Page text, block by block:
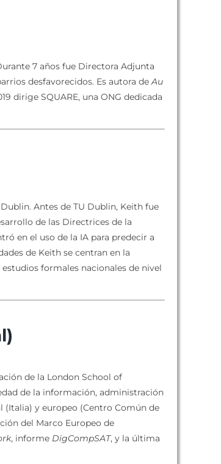
7 años fue Directora Adjunta
desfavorecidos. Es autora deAu
dirige SQUARE, una ONG dedicada
Antes de TU Dublin, Keith fue
de las Directrices de la
en el uso de la IA para predecir a
de Keith se centran en la
formales nacionales de nivel
de la London School of
de la información, administración
y europeo (Centro Común de
del Marco Europeo de
, informe DigCompSAT, y la última